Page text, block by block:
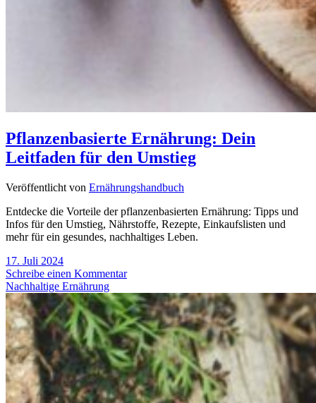
Pflanzenbasierte Ernährung: Dein
Leitfaden für den Umstieg
Veröffentlicht von Ernährungshandbuch
Entdecke die Vorteile der pflanzenbasierten Ernährung: Tipps und
Infos für den Umstieg, Nährstoffe, Rezepte, Einkaufslisten und
mehr für ein gesundes, nachhaltiges Leben.
17. Juli 2024
Schreibe einen Kommentar
Nachhaltige Ernährung